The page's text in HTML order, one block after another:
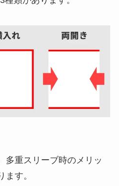
多重スリーブ時のメリッ
ます。